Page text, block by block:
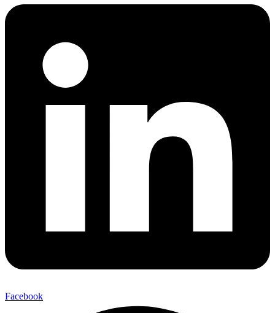
Facebook